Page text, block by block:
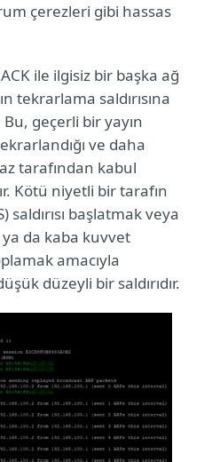
çerezleri gibi hassas
ile ilgisiz bir başka ağ
tekrarlama saldırısına
Bu, geçerli bir yayın
ve daha
tarafından kabul
Kötü niyetli bir tarafın
başlatmak veya
da kaba kuvvet
amacıyla
düzeyli bir saldırıdır.